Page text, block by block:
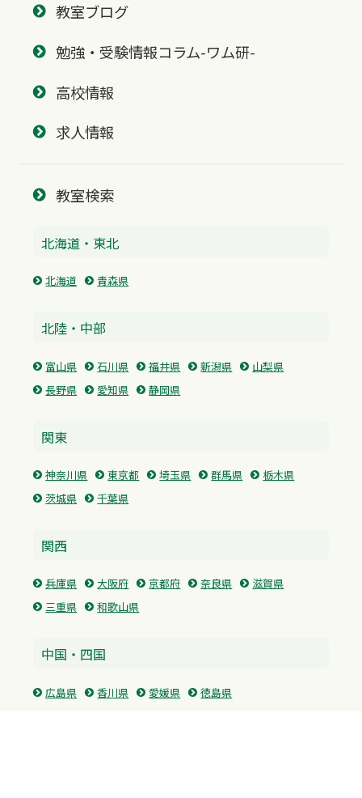
教室ブログ
勉強・受験情報コラム-ワム研-
高校情報
求人情報
教室検索
北海道・東北
北海道 青森県
北陸・中部
富山県 石川県 福井県 新潟県
山梨県
長野県
愛知県 静岡県
関東
神奈川県 東京都 埼玉県 群馬県
栃木県
茨城県
千葉県
関西
兵庫県 大阪府 京都府 奈良県
滋賀県
三重県
和歌山県
中国・四国
広島県 香川県 愛媛県 徳島県